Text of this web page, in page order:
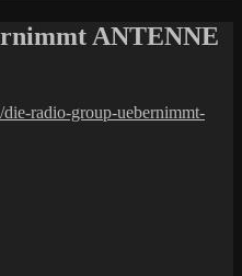
ANTENNE
radio-group-uebernimmt-